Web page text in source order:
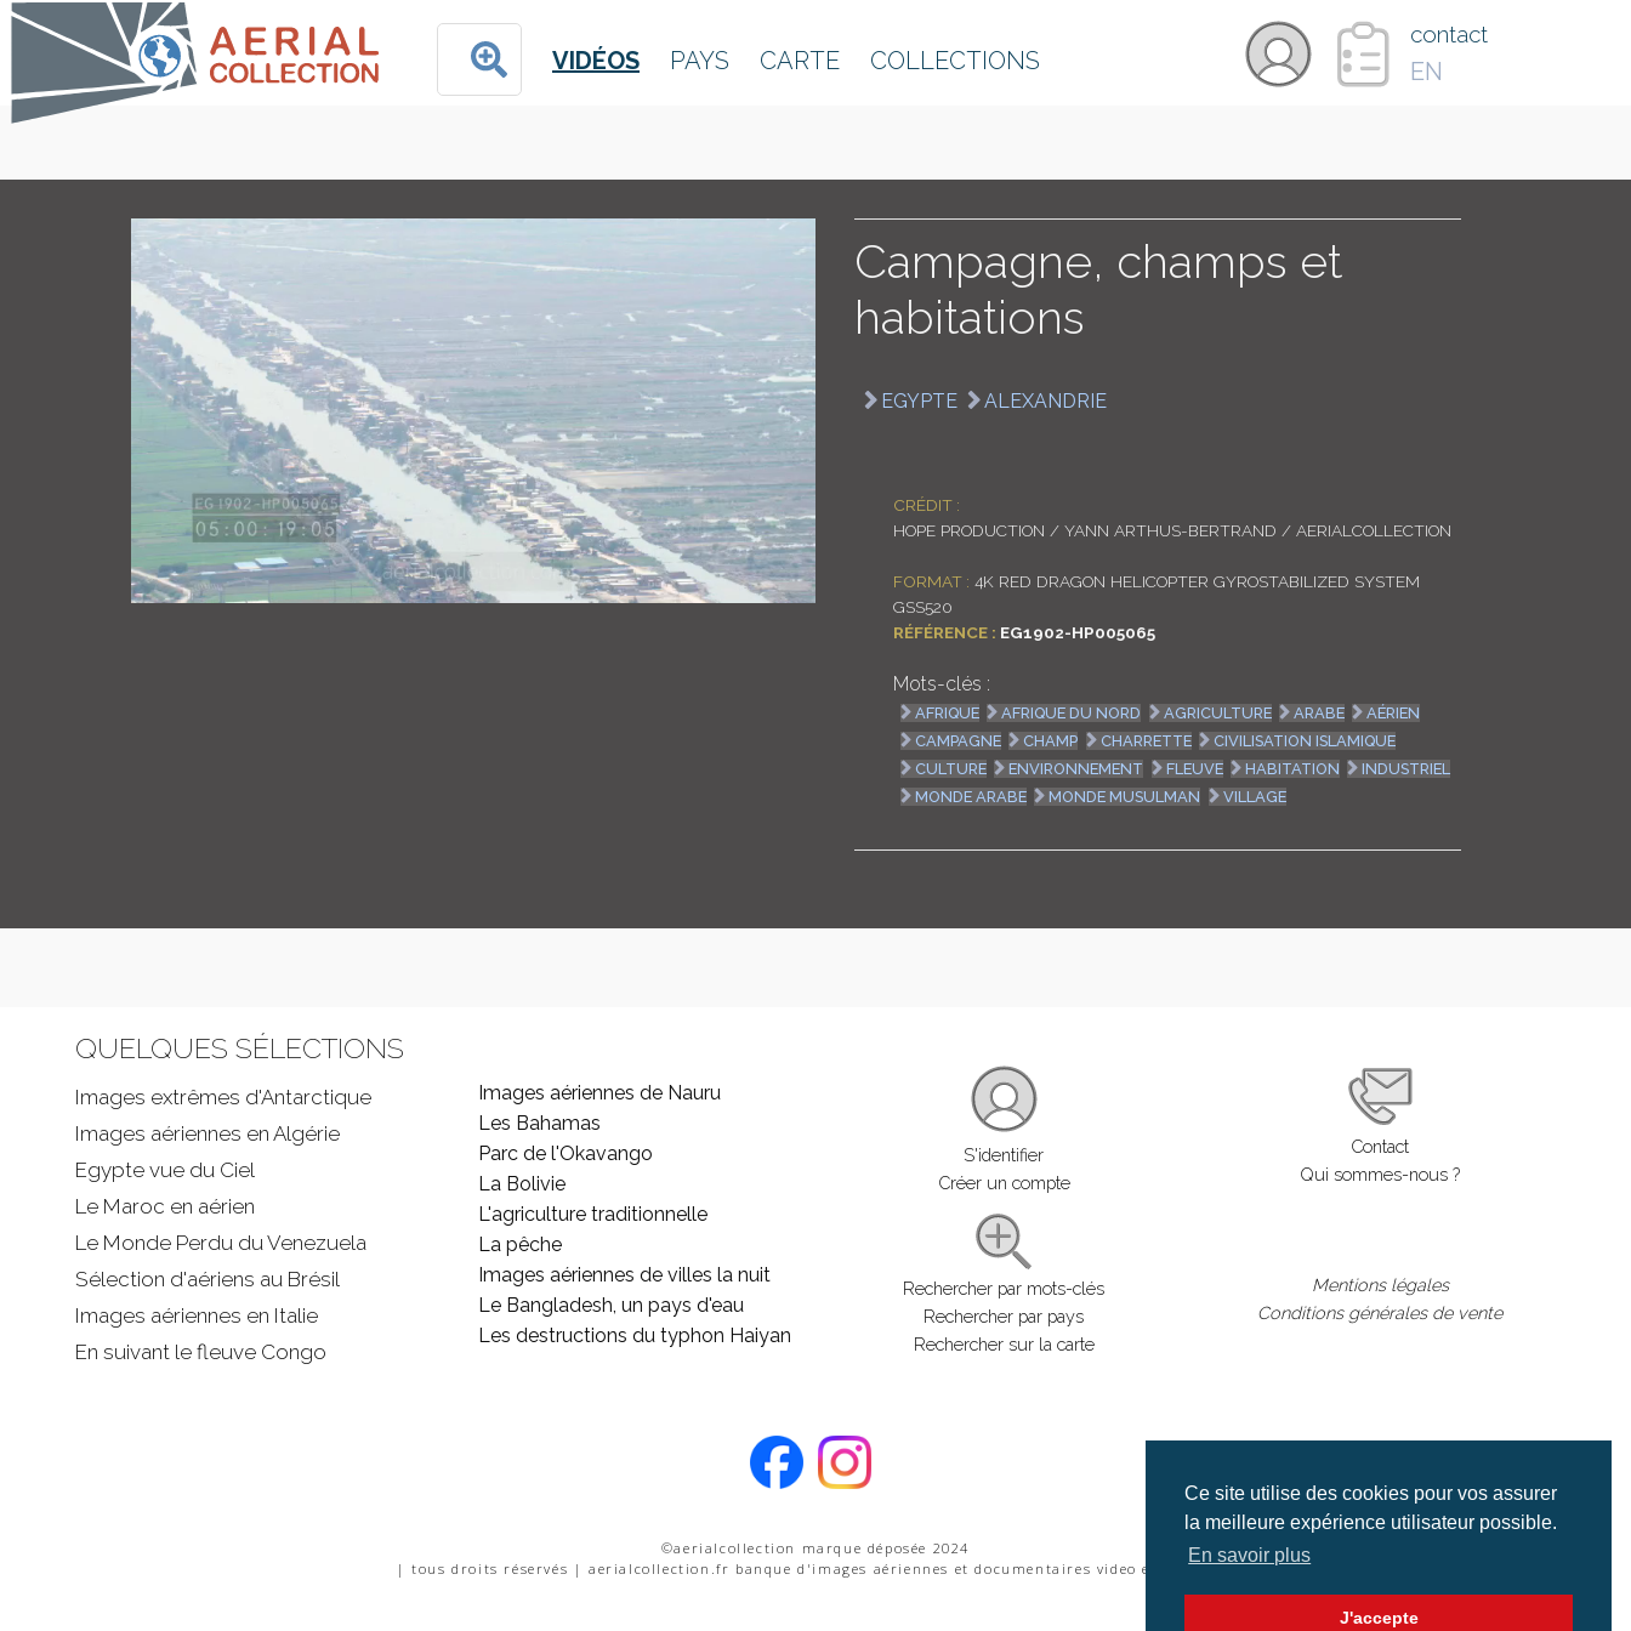
Ce site utilise des cookies pour vos assurer
la meilleure expérience utilisateur possible.
En savoir plus
J'accepte
VIDÉOS PAYS CARTE COLLECTIONS
contact
EN
Campagne, champs et
habitations
EGYPTE ALEXANDRIE
CRÉDIT :
HOPE PRODUCTION / YANN ARTHUS-BERTRAND / AERIALCOLLECTION
FORMAT : 4K RED DRAGON HELICOPTER GYROSTABILIZED SYSTEM
GSS520
RÉFÉRENCE : EG1902-HP005065
Mots-clés :
AFRIQUE AFRIQUE DU NORD AGRICULTURE ARABE
AÉRIEN
CAMPAGNE
CHAMP CHARRETTE
CIVILISATION ISLAMIQUE
CULTURE
ENVIRONNEMENT FLEUVE HABITATION
INDUSTRIEL
MONDE ARABE
MONDE MUSULMAN VILLAGE
QUELQUES SÉLECTIONS
Images extrêmes d'Antarctique
Images aériennes en Algérie
Egypte vue du Ciel
Le Maroc en aérien
Le Monde Perdu du Venezuela
Sélection d'aériens au Brésil
Images aériennes en Italie
En suivant le fleuve Congo
Images aériennes de Nauru
Les Bahamas
Parc de l'Okavango
La Bolivie
L'agriculture traditionnelle
La pêche
Images aériennes de villes la nuit
Le Bangladesh, un pays d'eau
Les destructions du typhon Haiyan
S'identifier
Créer un compte
Rechercher par mots-clés
Rechercher par pays
Rechercher sur la carte
Contact
Qui sommes-nous ?
Mentions légales
Conditions générales de vente
©aerialcollection marque déposée 2024
| tous droits réservés | aerialcollection.fr banque d'images aériennes et documentaires video et cinéma |